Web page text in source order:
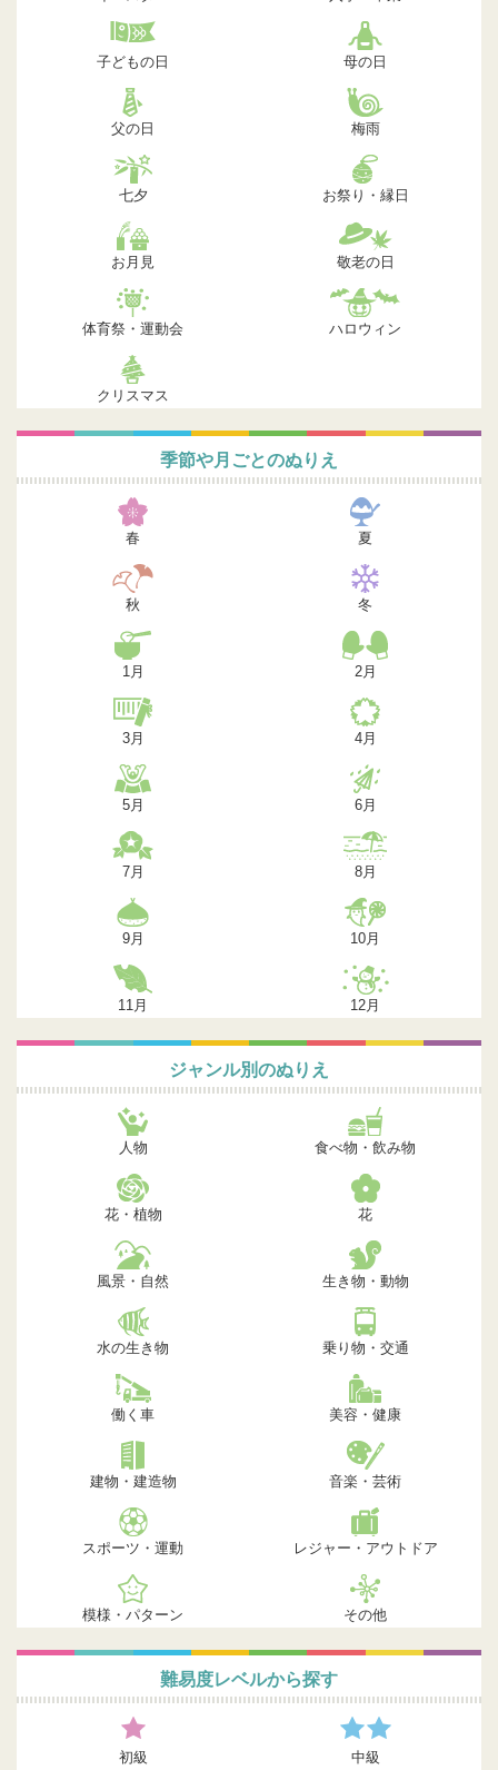
子どもの日 母の日
父の日 梅雨
七夕 お祭り・縁日
お月見 敬老の日
体育祭・運動会 ハロウィン
クリスマス
季節や月ごとのぬりえ
春 夏
秋 冬
1月 2月
3月 4月
5月 6月
7月 8月
9月 10月
11月 12月
ジャンル別のぬりえ
人物 食べ物・飲み物
花・植物 花
風景・自然 生き物・動物
水の生き物 乗り物・交通
働く車 美容・健康
建物・建造物 音楽・芸術
スポーツ・運動 レジャー・アウトドア
模様・パターン その他
難易度レベルから探す
初級 中級